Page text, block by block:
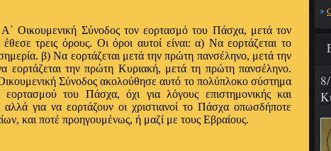
Α΄ Οικουμενική Σύνοδος τον εορτασμό του Πάσχα, μετά τον
τρεις όρους. Οι όροι αυτοί είναι: α) Να εορτάζεται το
β) Να εορτάζεται μετά την πρώτη πανσέληνο, μετά την
εορτάζεται την πρώτη Κυριακή, μετά τη πρώτη πανσέληνο.
Σύνοδος ακολούθησε αυτό το πολύπλοκο σύστημα
του Πάσχα, όχι για λόγους επιστημονικής και
αλλά για να εορτάζουν οι χριστιανοί το Πάσχα οπωσδήποτε
και ποτέ προηγουμένως, ή μαζί με τους Εβραίους.